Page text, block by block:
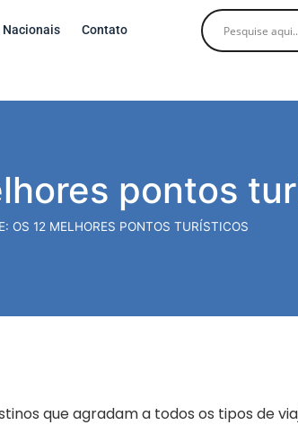
Nacionais Contato
pontos
OS 12 MELHORES PONTOS TURÍSTICOS
que agradam a todos os tipos de